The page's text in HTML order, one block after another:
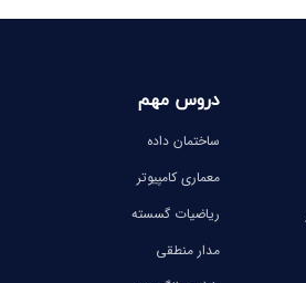
دروس مهم
ساختمان داده
معماری کامپیوتر
ریاضیات گسسته
مدار منطقی